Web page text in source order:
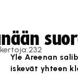
232
Yle Areenan
iskevät yhteen